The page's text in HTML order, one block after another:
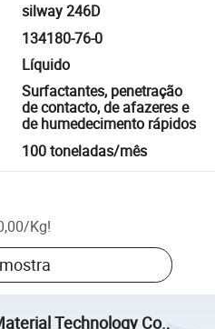
silway 246D
134180-76-0
Líquido
Surfactantes, penetração
de contacto, de afazeres e
de humedecimento rápidos
100 toneladas/mês
/Kg!
Technology Co.,